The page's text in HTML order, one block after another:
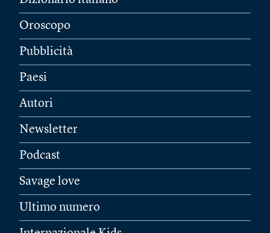
Oroscopo
Pubblicità
Paesi
Autori
Newsletter
Podcast
Savage love
Ultimo numero